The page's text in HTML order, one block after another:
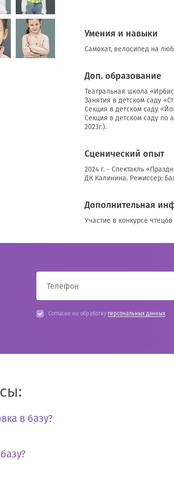
Умения и навыки
Самокат, велосипед на
Доп. образование
Театральная школа
Занятия в детском саду
Секция в детском саду
Секция в детском саду по
2023г.).
Сценический опыт
2024 г. - Спектакль
ДК Калинина. Режиссер:
Дополнительная
Участие в конкурсе
Согласие на обработку персональных данных
в базу?